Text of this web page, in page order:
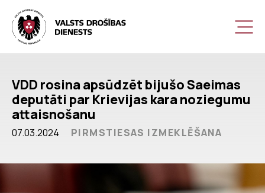
VDD rosina apsūdzēt bijušo Saeimas
deputāti par Krievijas kara noziegumu
attaisnošanu
07.03.2024 PIRMSTIESAS IZMEKLĒŠANA